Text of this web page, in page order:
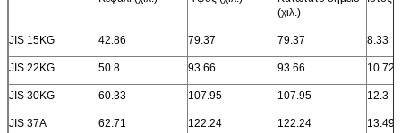
(χιλ.)
JIS 15KG 42.86 79.37 79.37 8.33
JIS 22KG 50.8 93.66 93.66 10.72
JIS 30KG 60.33 107.95 107.95 12.3
JIS 37A 62.71 122.24 122.24 13.49